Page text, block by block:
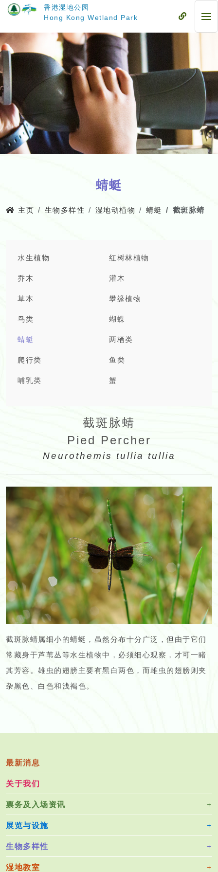
要
内
容
香港湿地公园
Hong Kong Wetland Park
流
流
动
蜻蜓
主页 生物多样性 湿地动植物 蜻蜓 截斑脉蜻
水生植物 红树林植物
乔木 灌木
草本 攀缘植物
鸟类 蝴蝶
蜻蜓 两栖类
爬行类 鱼类
哺乳类 蟹
截斑脉蜻
Pied Percher
Neurothemis tullia tullia
截斑脉蜻属细小的蜻蜓，虽然分布十分广泛，但由于它们
常藏身于芦苇丛等水生植物中，必须细心观察，才可一睹
其芳容。雄虫的翅膀主要有黑白两色，而雌虫的翅膀则夹
杂黑色、白色和浅褐色。
最新消息
关于我们
票务及入场资讯
展览与设施
生物多样性
湿地教室